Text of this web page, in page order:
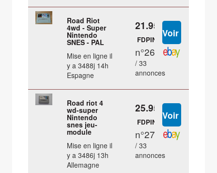
Road Riot
4wd - Super
Nintendo
SNES - PAL
Mise en ligne il
y a 3488j 14h
Espagne
21.95 €
FDPIN
n°26
/ 33
annonces
Road riot 4
wd-super
Nintendo
snes jeu-
module
Mise en ligne il
y a 3486j 13h
Allemagne
25.95 €
FDPIN
n°27
/ 33
annonces